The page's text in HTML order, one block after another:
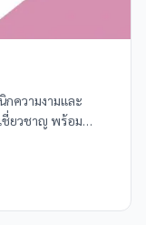
ความงามและ
ชี่ยวชาญ พร้อม